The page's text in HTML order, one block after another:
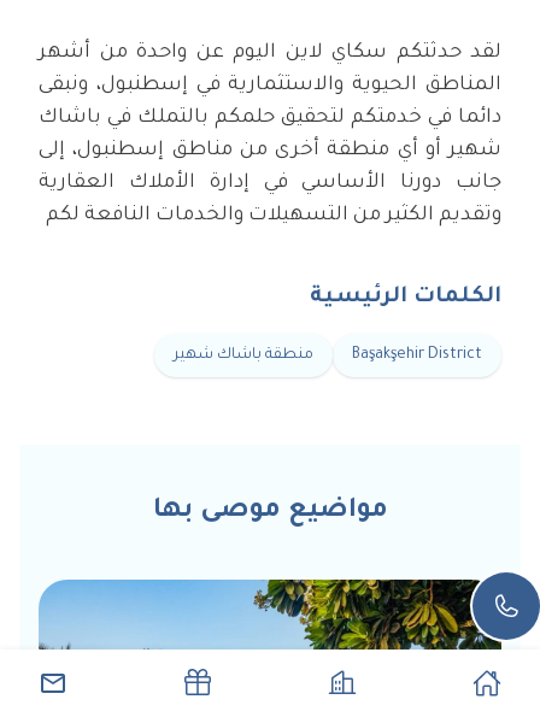
لقد حدثتكم سكاي لاين اليوم عن واحدة من أشهر
المناطق الحيوية والاستثمارية في إسطنبول، ونبقى
دائما في خدمتكم لتحقيق حلمكم بالتملك في باشاك
شهير أو أي منطقة أخرى من مناطق إسطنبول، إلى
جانب دورنا الأساسي في إدارة الأملاك العقارية
وتقديم الكثير من التسهيلات والخدمات النافعة لكم
الكلمات الرئيسية
Başakşehir District منطقة باشاك شهير
مواضيع موصى بها